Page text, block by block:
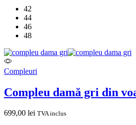
42
44
46
48
Compleuri
Compleu damă gri din
699,00 lei TVA inclus